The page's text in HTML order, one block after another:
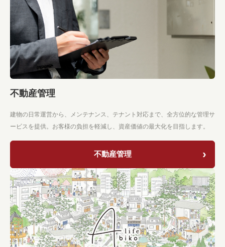
不動産管理
建物の日常運営から、メンテナンス、テナント対応まで、全方位的な管理サ
ービスを提供。お客様の負担を軽減し、資産価値の最大化を目指します。
不動産管理